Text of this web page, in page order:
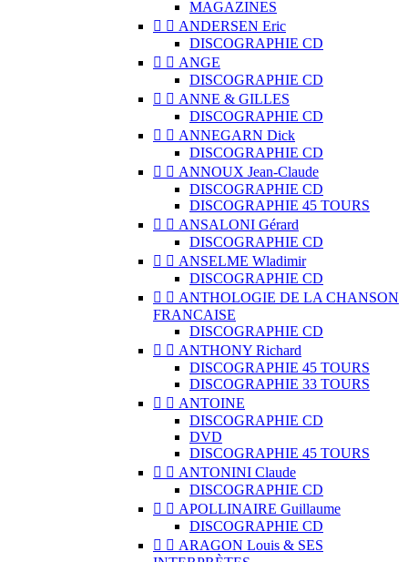
MAGAZINES
  ANDERSEN Eric
DISCOGRAPHIE CD
  ANGE
DISCOGRAPHIE CD
  ANNE & GILLES
DISCOGRAPHIE CD
  ANNEGARN Dick
DISCOGRAPHIE CD
  ANNOUX Jean-Claude
DISCOGRAPHIE CD
DISCOGRAPHIE 45 TOURS
  ANSALONI Gérard
DISCOGRAPHIE CD
  ANSELME Wladimir
DISCOGRAPHIE CD
  ANTHOLOGIE DE LA CHANSON
FRANCAISE
DISCOGRAPHIE CD
  ANTHONY Richard
DISCOGRAPHIE 45 TOURS
DISCOGRAPHIE 33 TOURS
  ANTOINE
DISCOGRAPHIE CD
DVD
DISCOGRAPHIE 45 TOURS
  ANTONINI Claude
DISCOGRAPHIE CD
  APOLLINAIRE Guillaume
DISCOGRAPHIE CD
  ARAGON Louis & SES